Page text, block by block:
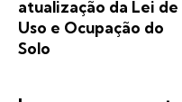
atualização da Lei de
Uso e Ocupação do
Solo